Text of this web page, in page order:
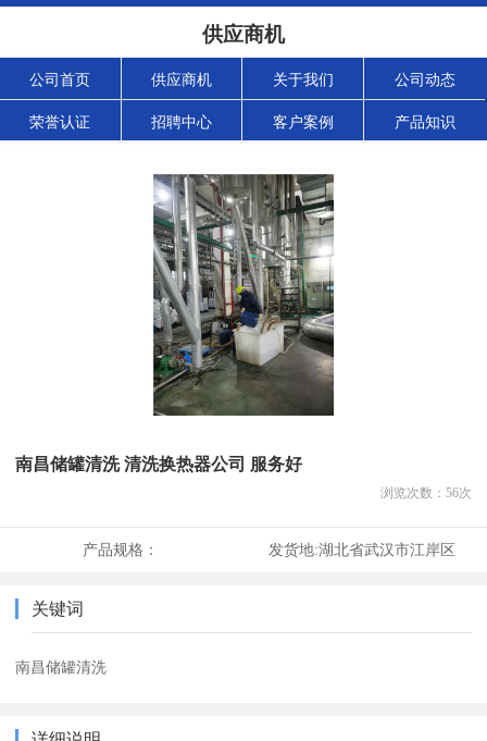
供应商机
公司首页 供应商机 关于我们 公司动态
荣誉认证 招聘中心 客户案例 产品知识
南昌储罐清洗 清洗换热器公司 服务好
浏览次数： 56次
产品规格： 发货地:湖北省武汉市江岸区
关键词
南昌储罐清洗